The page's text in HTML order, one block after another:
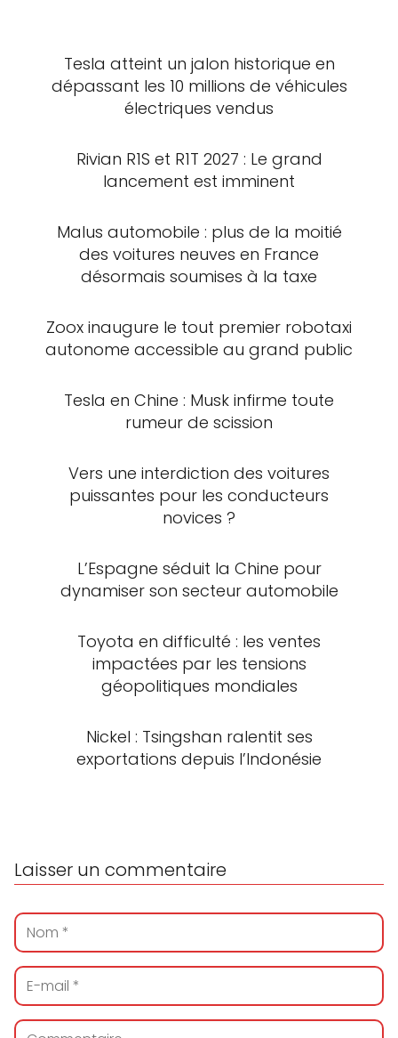
Tesla atteint un jalon historique en
dépassant les 10 millions de véhicules
électriques vendus
Rivian R1S et R1T 2027 : Le grand
lancement est imminent
Malus automobile : plus de la moitié
des voitures neuves en France
désormais soumises à la taxe
Zoox inaugure le tout premier robotaxi
autonome accessible au grand public
Tesla en Chine : Musk infirme toute
rumeur de scission
Vers une interdiction des voitures
puissantes pour les conducteurs
novices ?
L’Espagne séduit la Chine pour
dynamiser son secteur automobile
Toyota en difficulté : les ventes
impactées par les tensions
géopolitiques mondiales
Nickel : Tsingshan ralentit ses
exportations depuis l’Indonésie
Laisser un commentaire